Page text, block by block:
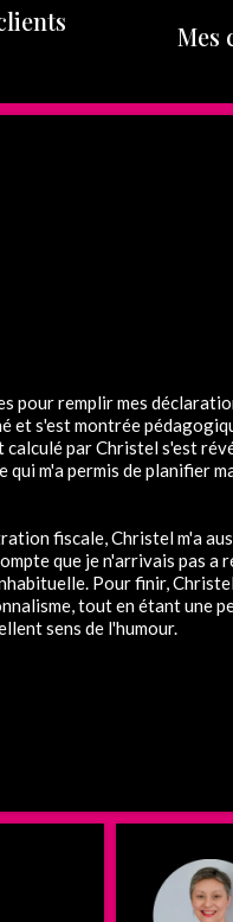
Mes
pour remplir mes
et s'est montrée
par Christel s'est
m'a permis de planifier
fiscale, Christel m'a
que je n'arrivais pas a
Pour finir,
tout en étant une
sens de l'humour.